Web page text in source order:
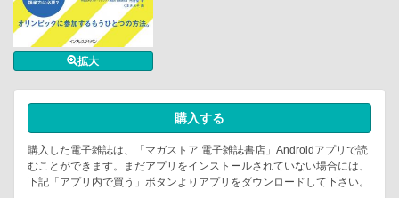
拡大
購入する
購入した電子雑誌は、「マガストア 電子雑誌書店」Androidアプリで読
むことができます。まだアプリをインストールされていない場合には、
下記「アプリ内で買う」ボタンよりアプリをダウンロードして下さい。